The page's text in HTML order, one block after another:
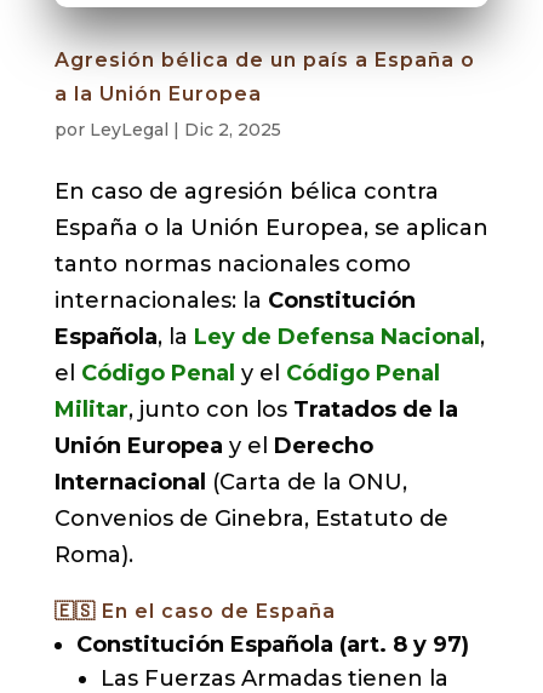
Agresión bélica de un país a España o
a la Unión Europea
por LeyLegal | Dic 2, 2025
En caso de agresión bélica contra
España o la Unión Europea, se aplican
tanto normas nacionales como
internacionales: la Constitución
Española, la Ley de Defensa Nacional ,
el Código Penal y el Código Penal
Militar, junto con los Tratados de la
Unión Europea y el Derecho
Internacional (Carta de la ONU,
Convenios de Ginebra, Estatuto de
Roma).
🇪🇸 En el caso de España
Constitución Española (art. 8 y 97)
Las Fuerzas Armadas tienen la